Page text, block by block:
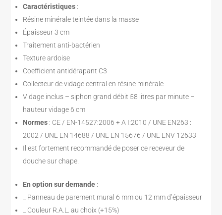
Caractéristiques :
Résine minérale teintée dans la masse
Épaisseur 3 cm
Traitement anti-bactérien
Texture ardoise
Coefficient antidérapant C3
Collecteur de vidage central en résine minérale
Vidage inclus – siphon grand débit 58 litres par minute –
hauteur vidage 6 cm
Normes : CE / EN-14527:2006 + A I:2010 / UNE EN263 :
2002 / UNE EN 14688 / UNE EN 15676 / UNE ENV 12633
Il est fortement recommandé de poser ce receveur de
douche sur chape.
En option sur demande :
_ Panneau de parement mural 6 mm ou 12 mm d’épaisseur
_ Couleur R.A.L. au choix (+15%)